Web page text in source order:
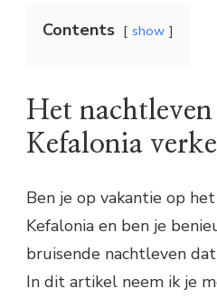
Contents show
Het nachtleven
Kefalonia
Ben je op vakantie op
Kefalonia en ben je
bruisende nachtleven
In dit artikel neem ik je